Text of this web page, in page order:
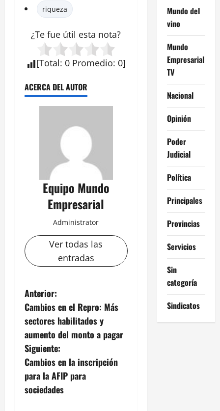
riqueza
¿Te fue útil esta nota?
[Total: 0 Promedio: 0]
ACERCA DEL AUTOR
Equipo Mundo
Empresarial
Administrator
Ver todas las
entradas
N
a
v
e
g
a
Anterior:
Cambios en el Repro: Más
sectores habilitados y
aumento del monto a pagar
Siguiente:
Cambios en la inscripción
para la AFIP para
sociedades
Mundo del
vino
Mundo
Empresarial
TV
Nacional
Opinión
Poder
Judicial
Política
Principales
Provincias
Servicios
Sin
categoría
Sindicatos